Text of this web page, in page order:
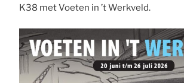
K38 met Voeten in ’t Werkveld.